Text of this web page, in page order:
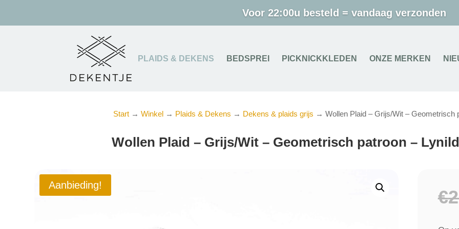
Voor 22:00u besteld = vandaag verzonden
PLAIDS & DEKENS BEDSPREI PICKNICKKLEDEN ONZE MERKEN
Start→ Winkel→ Plaids & Dekens → Dekens & plaids grijs → Wollen Plaid – Grijs/Wit – Geometrisch
Wollen Plaid – Grijs/Wit – Geometrisch patroon –
Aanbieding!
€